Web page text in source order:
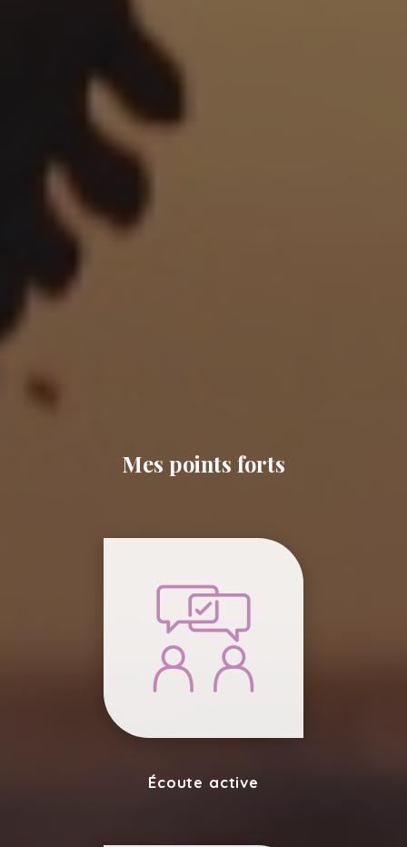
Mes points forts
Écoute active